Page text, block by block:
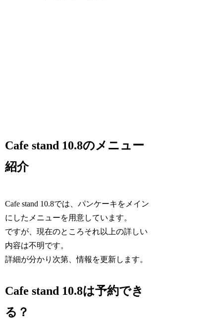
Cafe stand 10.8のメニュー
紹介
Cafe stand 10.8では、パンケーキをメイン
にしたメニューを用意しています。
ですが、現在のところそれ以上の詳しい
内容は不明です。
詳細が分かり次第、情報を更新します。
Cafe stand 10.8は予約でき
る？